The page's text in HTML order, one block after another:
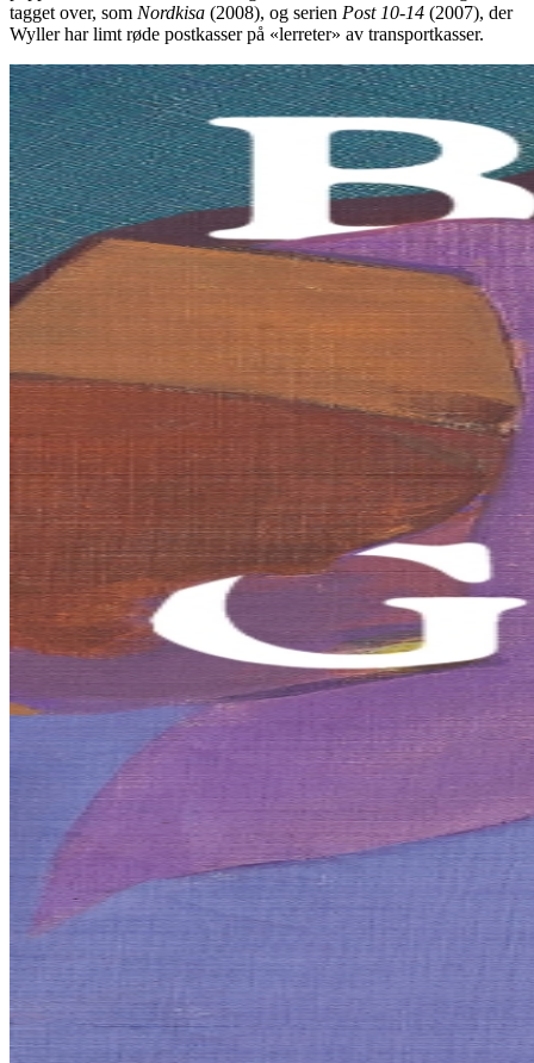
tagget over, som Nordkisa (2008), og serien Post 10-14 (2007), der
Wyller har limt røde postkasser på «lerreter» av transportkasser.